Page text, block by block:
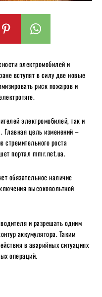
электромобилей и
вступят в силу две новые
риск пожаров и
электромобилей, так и
Главная цель изменений –
стремительного роста
портал mmr.net.ua.
обязательное наличие
высоковольтной
и разрешать одним
аккумулятора. Таким
в аварийных ситуациях
операций.